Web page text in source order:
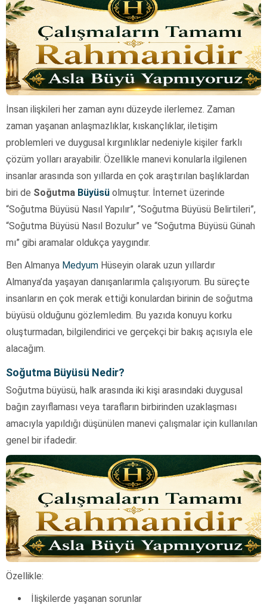
İnsan ilişkileri her zaman aynı düzeyde ilerlemez. Zaman
zaman yaşanan anlaşmazlıklar, kıskançlıklar, iletişim
problemleri ve duygusal kırgınlıklar nedeniyle kişiler farklı
çözüm yolları arayabilir. Özellikle manevi konularla ilgilenen
insanlar arasında son yıllarda en çok araştırılan başlıklardan
biri de Soğutma Büyüsü olmuştur. İnternet üzerinde
“Soğutma Büyüsü Nasıl Yapılır”, “Soğutma Büyüsü Belirtileri”,
“Soğutma Büyüsü Nasıl Bozulur” ve “Soğutma Büyüsü Günah
mı” gibi aramalar oldukça yaygındır.
Ben Almanya Medyum Hüseyin olarak uzun yıllardır
Almanya’da yaşayan danışanlarımla çalışıyorum. Bu süreçte
insanların en çok merak ettiği konulardan birinin de soğutma
büyüsü olduğunu gözlemledim. Bu yazıda konuyu korku
oluşturmadan, bilgilendirici ve gerçekçi bir bakış açısıyla ele
alacağım.
Soğutma Büyüsü Nedir?
Soğutma büyüsü, halk arasında iki kişi arasındaki duygusal
bağın zayıflaması veya tarafların birbirinden uzaklaşması
amacıyla yapıldığı düşünülen manevi çalışmalar için kullanılan
genel bir ifadedir.
Özellikle:
İlişkilerde yaşanan sorunlar